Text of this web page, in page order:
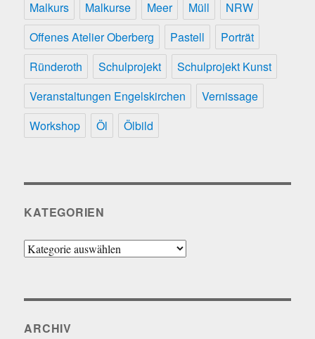
Malkurs
Malkurse Meer Müll
NRW
Offenes Atelier Oberberg
Pastell
Porträt
Ründeroth
Schulprojekt
Schulprojekt Kunst
Veranstaltungen Engelskirchen
Vernissage
Workshop
Öl Ölbild
KATEGORIEN
Kategorien
ARCHIV